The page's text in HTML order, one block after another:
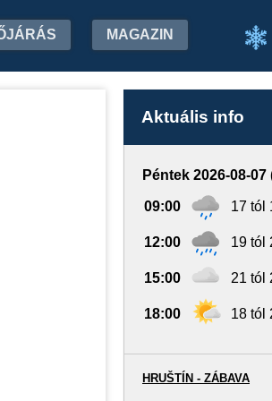
MAGAZIN
Aktuális info
Péntek 2026-08-
09:00 17 tól
12:00 19 tól
15:00 21 tól
18:00 18 tól
HRUŠTÍN - ZÁBAVA